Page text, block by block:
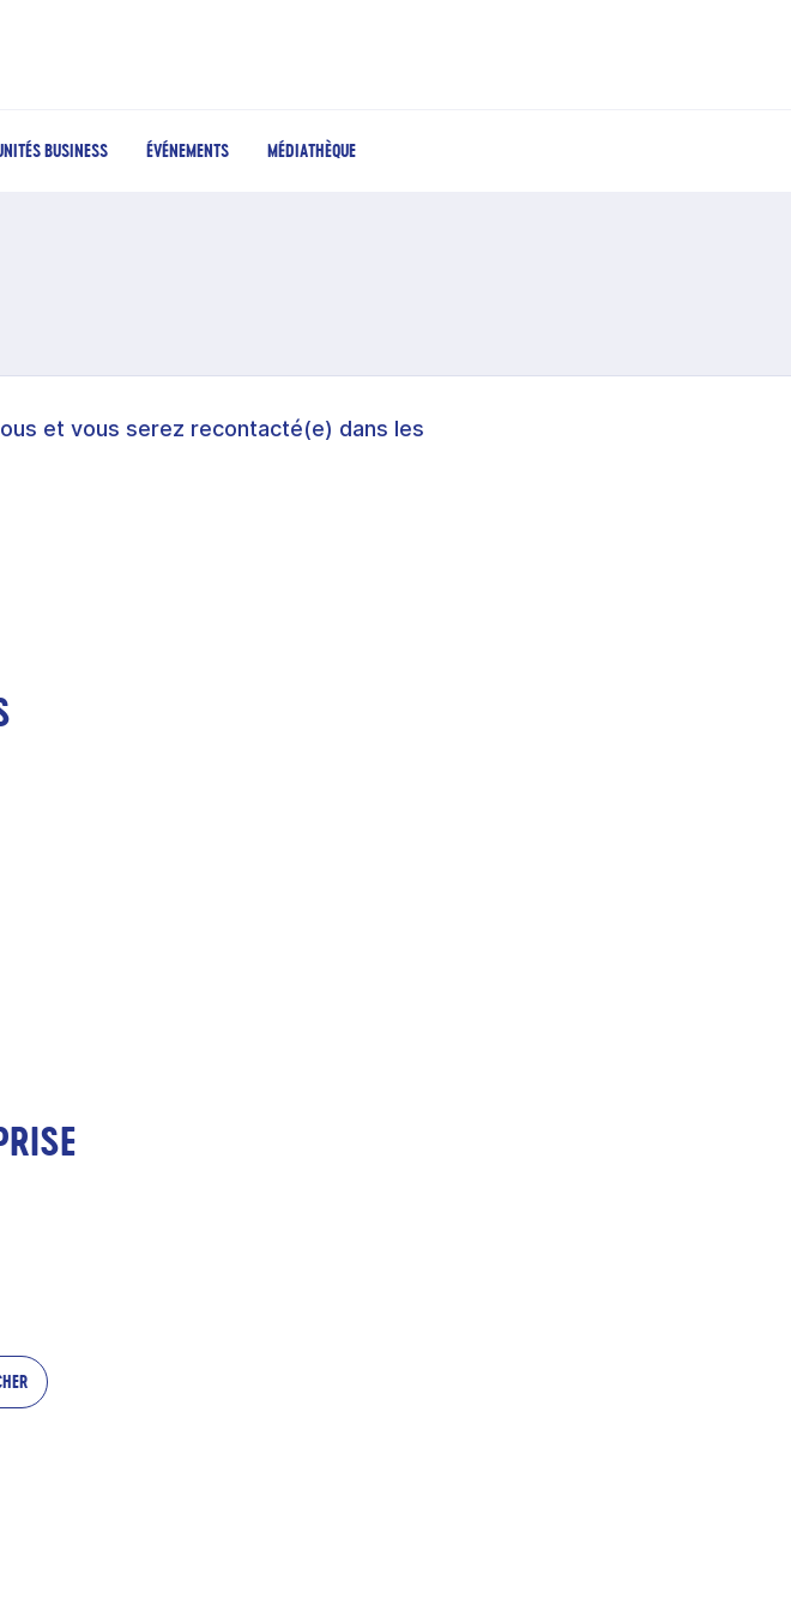
BUSINESS ÉVÉNEMENTS MÉDIATHÈQUE
et vous serez recontacté(e) dans les